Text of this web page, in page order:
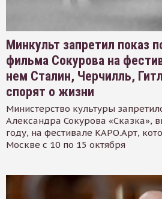
Минкульт запретил показ
фильма Сокурова на
нем Сталин, Черчилль,
спорят о жизни
Министерство культуры
Александра Сокурова «Сказка»,
году, на фестивале КАРО.Арт,
Москве с 10 по 15 октября